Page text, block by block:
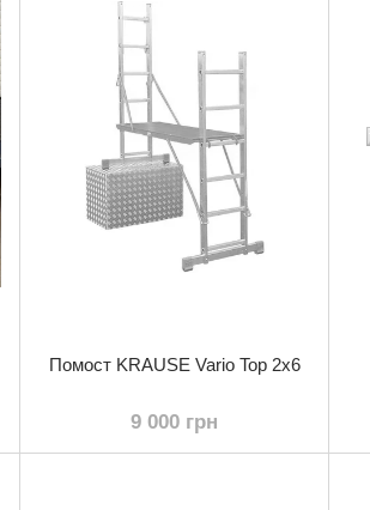
Помост KRAUSE Vario Top 2х6
9 000 грн